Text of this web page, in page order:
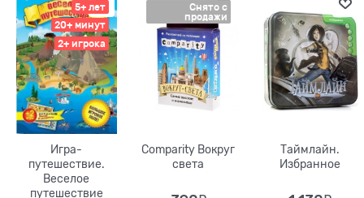
5+ лет
20+ минут
2+ игрока
Игра-
путешествие.
Веселое
путешествие
Снято с
продажи
Comparity Вокруг
света
Таймлайн.
Избранное